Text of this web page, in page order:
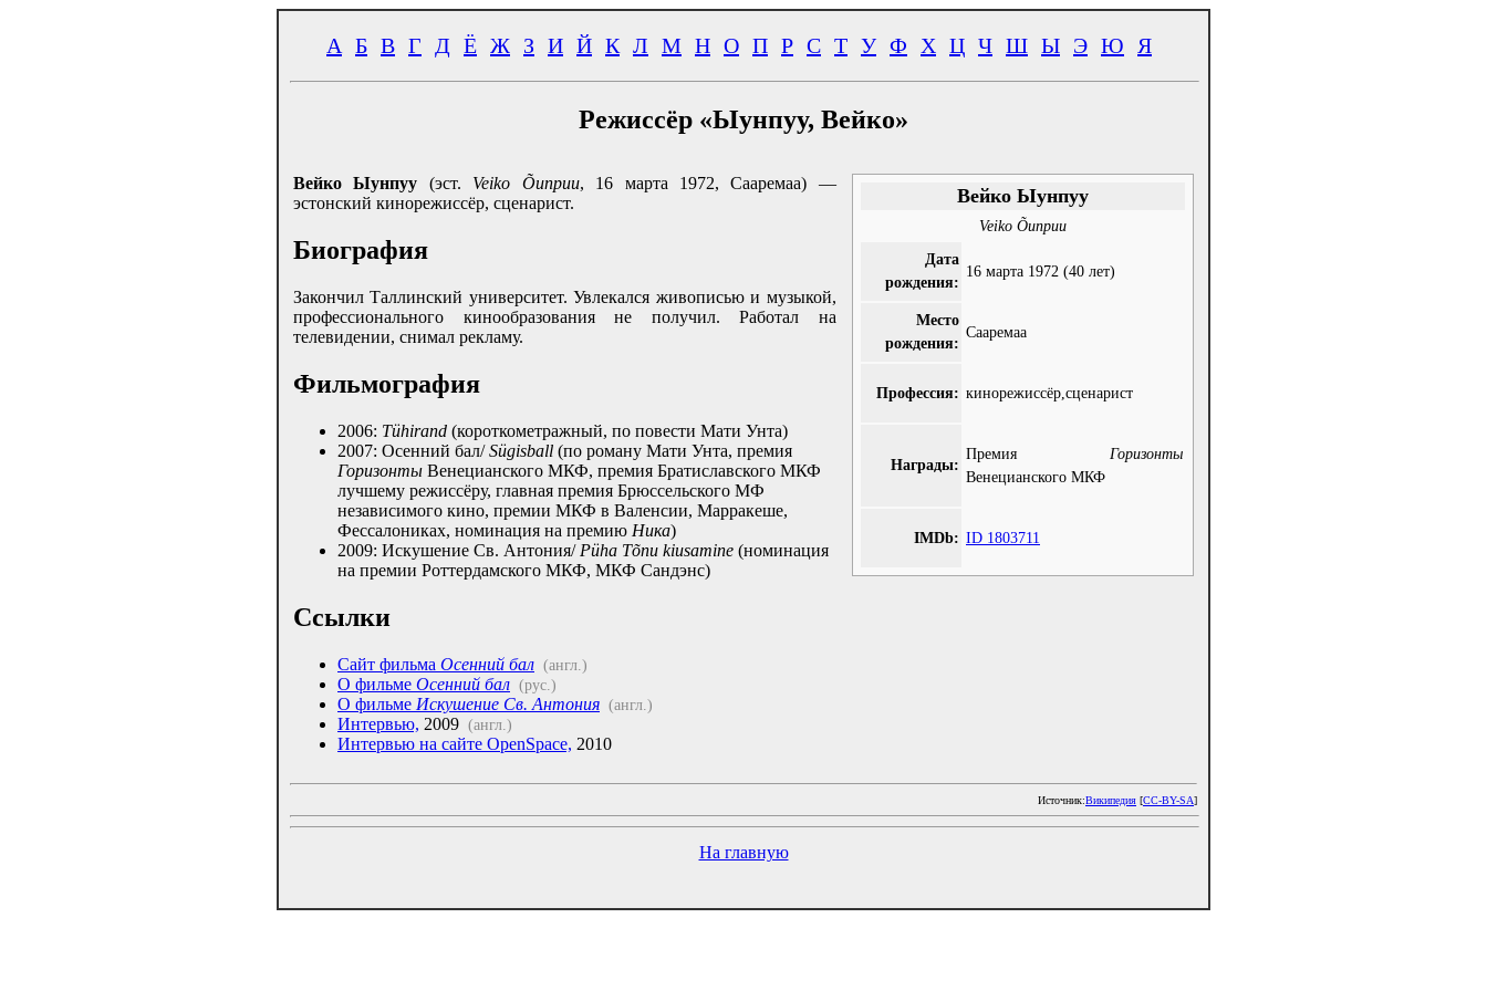
А Б В Г Д Ё Ж З И Й К Л М Н О П Р С Т У Ф Х Ц Ч Ш Ы Э Ю Я
Режиссёр «Ыунпуу, Вейко»
Вейко Ыунпуу
Veiko Õunpuu
Дата
рождения:
16 марта 1972 (40 лет)
Место
рождения:
Сааремаа
Профессия: кинорежиссёр,сценарист
Награды:
Премия Горизонты
Венецианского МКФ
IMDb: ID 1803711
Вейко Ыунпуу (эст. Veiko Õunpuu, 16 марта 1972, Сааремаа) —
эстонский кинорежиссёр, сценарист.
Биография
Закончил Таллинский университет. Увлекался живописью и музыкой,
профессионального кинообразования не получил. Работал на
телевидении, снимал рекламу.
Фильмография
2006: Tühirand (короткометражный, по повести Мати Унта)
2007: Осенний бал/Sügisball (по роману Мати Унта, премия
Горизонты Венецианского МКФ, премия Братиславского МКФ
лучшему режиссёру, главная премия Брюссельского МФ
независимого кино, премии МКФ в Валенсии, Марракеше,
Фессалониках, номинация на премию Ника)
2009: Искушение Св. Антония/ Püha Tõnu kiusamine (номинация
на премии Роттердамского МКФ, МКФ Сандэнс)
Ссылки
Сайт фильма Осенний бал (англ.)
О фильме Осенний бал (рус.)
О фильме Искушение Св. Антония (англ.)
Интервью, 2009 (англ.)
Интервью на сайте OpenSpace, 2010
Источник:Википедия [CC-BY-SA]
На главную